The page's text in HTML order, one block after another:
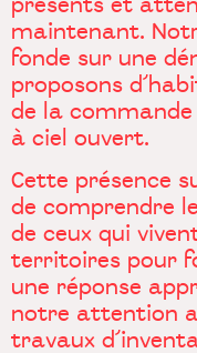
présents et
maintenant.
fonde sur une
proposons
de la
à ciel ouvert.
Cette présence
de comprendre
de ceux qui
territoires pour
une réponse
notre attention
travaux